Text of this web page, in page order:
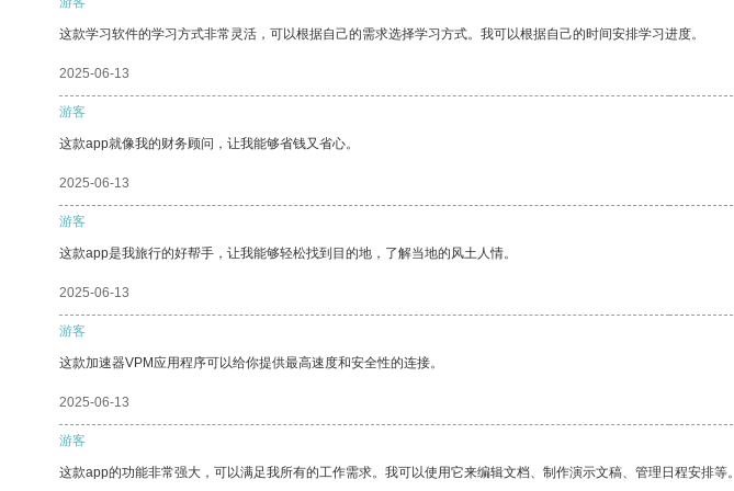
这款学习软件的学习方式非常灵活，可以根据自己的需求选择学习方式。我可以根据自己的时间安排学习进度。
2025-06-13
游客
这款app就像我的财务顾问，让我能够省钱又省心。
2025-06-13
游客
这款app是我旅行的好帮手，让我能够轻松找到目的地，了解当地的风土人情。
2025-06-13
游客
这款加速器VPM应用程序可以给你提供最高速度和安全性的连接。
2025-06-13
游客
这款app的功能非常强大，可以满足我所有的工作需求。我可以使用它来编辑文档、制作演示文稿、管理日程安排等。